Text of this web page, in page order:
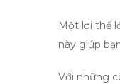
Một lợi thế
này giúp
Với những